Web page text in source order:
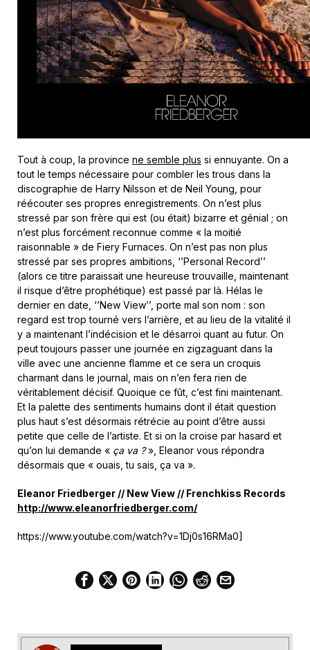
Tout à coup, la province ne semble plus si ennuyante. On a
tout le temps nécessaire pour combler les trous dans la
discographie de Harry Nilsson et de Neil Young, pour
réécouter ses propres enregistrements. On n’est plus
stressé par son frère qui est (ou était) bizarre et génial ; on
n’est plus forcément reconnue comme « la moitié
raisonnable » de Fiery Furnaces. On n’est pas non plus
stressé par ses propres ambitions, ‘’Personal Record’’
(alors ce titre paraissait une heureuse trouvaille, maintenant
il risque d’être prophétique) est passé par là. Hélas le
dernier en date, ‘’New View’’, porte mal son nom : son
regard est trop tourné vers l’arrière, et au lieu de la vitalité il
y a maintenant l’indécision et le désarroi quant au futur. On
peut toujours passer une journée en zigzaguant dans la
ville avec une ancienne flamme et ce sera un croquis
charmant dans le journal, mais on n’en fera rien de
véritablement décisif. Quoique ce fût, c’est fini maintenant.
Et la palette des sentiments humains dont il était question
plus haut s’est désormais rétrécie au point d’être aussi
petite que celle de l’artiste. Et si on la croise par hasard et
qu’on lui demande « ça va ?», Eleanor vous répondra
désormais que « ouais, tu sais, ça va ».
Eleanor Friedberger // New View // Frenchkiss Records
http://www.eleanorfriedberger.com/
https://www.youtube.com/watch?v=1Dj0s16RMa0]